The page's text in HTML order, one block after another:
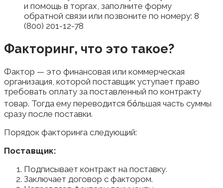
и помощь в торгах, заполните форму
обратной связи или позвоните по номеру: 8
(800) 201-12-78
Факторинг, что это такое?
Фактор — это финансовая или коммерческая
организация, которой поставщик уступает право
требовать оплату за поставленный по контракту
товар. Тогда ему переводится бόльшая часть суммы
сразу после поставки.
Порядок факторинга следующий:
Поставщик:
Подписывает контракт на поставку.
Заключает договор с фактором.